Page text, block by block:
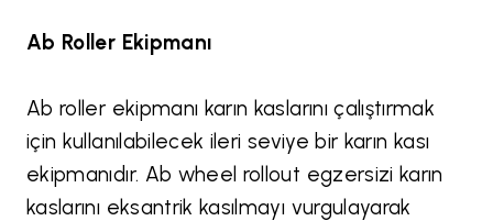
Ab Roller Ekipmanı
Ab roller ekipmanı karın kaslarını çalıştırmak
için kullanılabilecek ileri seviye bir karın kası
ekipmanıdır. Ab wheel rollout egzersizi karın
kaslarını eksantrik kasılmayı vurgulayarak